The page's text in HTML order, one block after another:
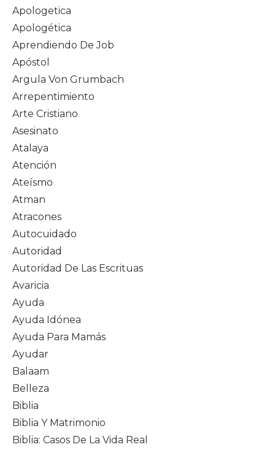
Apologetica
Apologética
Aprendiendo De Job
Apóstol
Argula Von Grumbach
Arrepentimiento
Arte Cristiano
Asesinato
Atalaya
Atención
Ateísmo
Atman
Atracones
Autocuidado
Autoridad
Autoridad De Las Escrituas
Avaricia
Ayuda
Ayuda Idónea
Ayuda Para Mamás
Ayudar
Balaam
Belleza
Biblia
Biblia Y Matrimonio
Biblia: Casos De La Vida Real